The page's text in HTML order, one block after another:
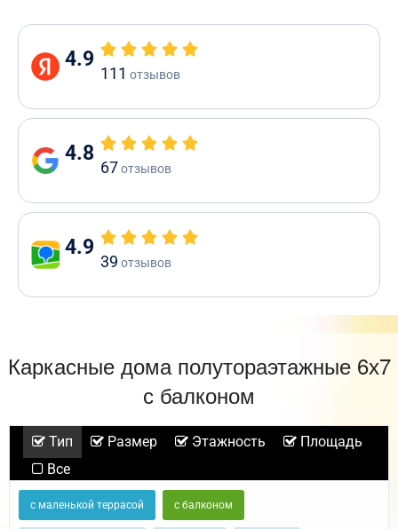
4.9
111 отзывов
4.8
67отзывов
4.9
39 отзывов
Каркасные дома полутораэтажные 6х7
с балконом
Тип Размер Этажность
Площадь
Все
с маленькой террасой с балконом